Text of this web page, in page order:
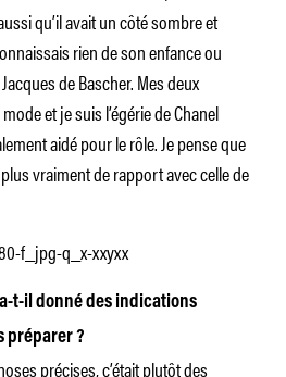
qu’il avait un côté sombre et
rien de son enfance ou
de Bascher. Mes deux
et je suis l’égérie de Chanel
aidé pour le rôle. Je pense que
plus vraiment de rapport avec celle de
t-il donné des indications
préparer ?
précises, c’était plutôt des